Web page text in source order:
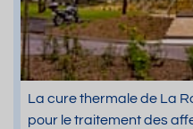
La cure thermale de La
pour le traitement des